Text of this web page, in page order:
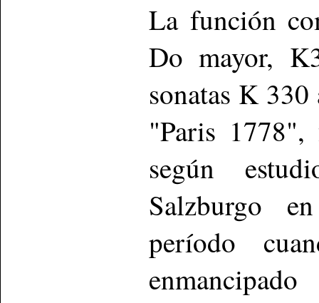
La función
Do mayor,
sonatas K
"Paris 1778",
según
Salzburgo
período